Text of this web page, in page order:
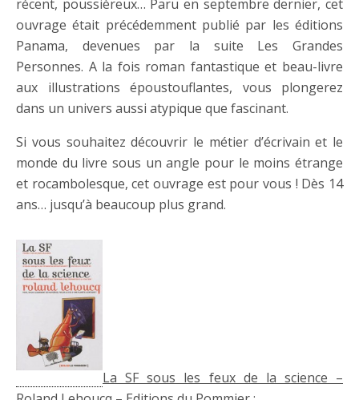
récent, poussièreux… Paru en septembre dernier, cet
ouvrage était précédemment publié par les éditions
Panama, devenues par la suite Les Grandes
Personnes. A la fois roman fantastique et beau-livre
aux illustrations époustouflantes, vous plongerez
dans un univers aussi atypique que fascinant.
Si vous souhaitez découvrir le métier d’écrivain et le
monde du livre sous un angle pour le moins étrange
et rocambolesque, cet ouvrage est pour vous ! Dès 14
ans… jusqu’à beaucoup plus grand.
La SF sous les feux de la science –